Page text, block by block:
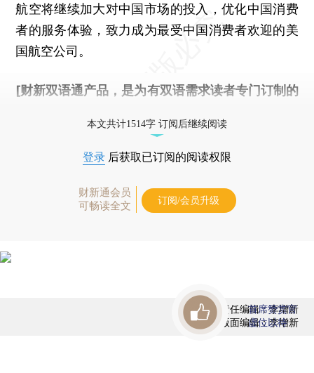
航空将继续加大对中国市场的投入，优化中国消费
者的服务体验，致力成为最受中国消费者欢迎的美
国航空公司。
[财新双语通产品，是为有双语需求读者专门订制的
本文共计1514字 订阅后继续阅读
登录 后获取已订阅的阅读权限
财新通会员
可畅读全文
订阅/会员升级
责任编辑：李增新
版面编辑：李增新
首席赞赏官
虚位以待